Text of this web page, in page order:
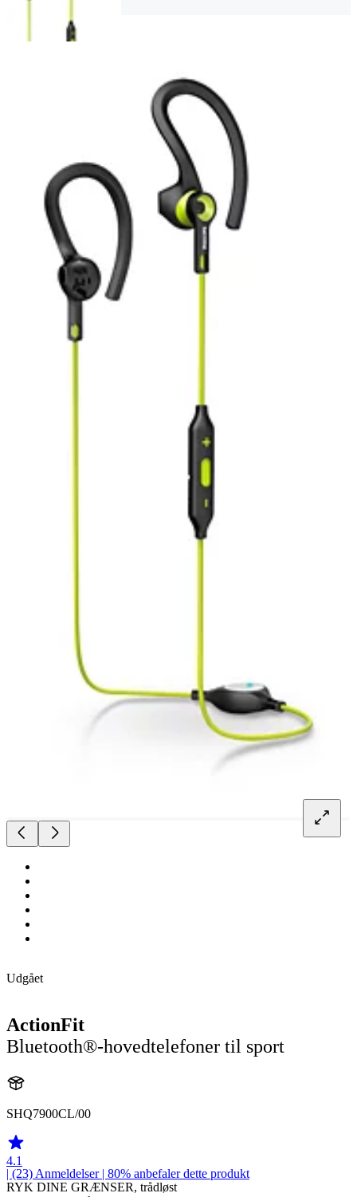
Udgået
ActionFit
Bluetooth®-hovedtelefoner til sport
SHQ7900CL/00
4.1
| (23) Anmeldelser| 80% anbefaler dette produkt
RYK DINE GRÆNSER, trådløst